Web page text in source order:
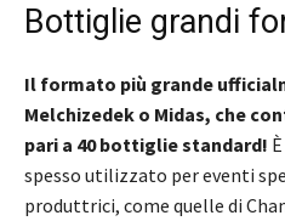
Bottiglie grandi
Il formato più grande
Melchizedek o Midas, che
pari a 40 bottiglie standard!
spesso utilizzato per eventi
produttrici, come quelle di